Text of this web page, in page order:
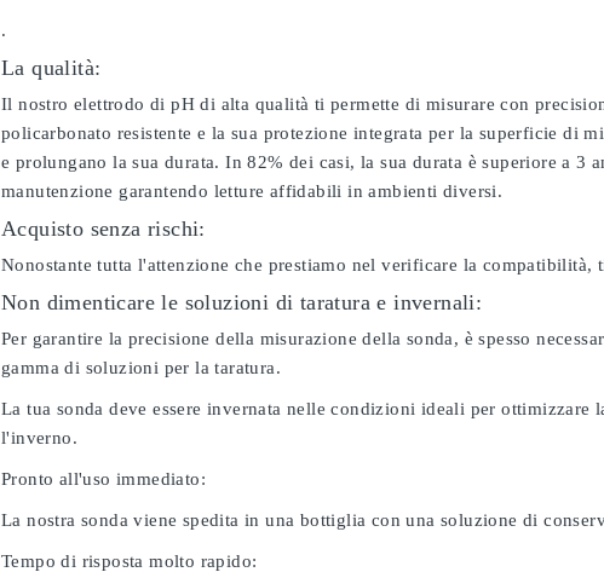
.
La qualità:
Il nostro elettrodo di pH di alta qualità ti permette di misurare con
policarbonato resistente e la sua protezione integrata per la superficie di
e prolungano la sua durata. In 82% dei casi, la sua durata è superiore a
manutenzione garantendo letture affidabili in ambienti diversi.
Acquisto senza rischi:
Nonostante tutta l'attenzione che prestiamo nel verificare la compatibilità,
Non dimenticare le soluzioni di taratura e invernali:
Per garantire la precisione della misurazione della sonda, è spesso
gamma di soluzioni per la taratura.
La tua sonda deve essere invernata nelle condizioni ideali per
l'inverno.
Pronto all'uso immediato:
La nostra sonda viene spedita in una bottiglia con una soluzione di
Tempo di risposta molto rapido: